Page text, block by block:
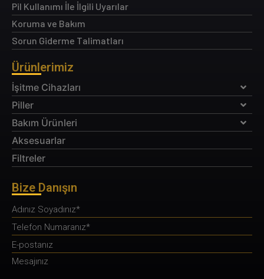
Pil Kullanımı İle İlgili Uyarılar
Koruma ve Bakım
Sorun Giderme Talimatları
Ürünlerimiz
İşitme Cihazları
Piller
Bakım Ürünleri
Aksesuarlar
Filtreler
Bize Danışın